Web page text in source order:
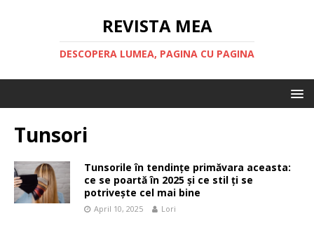
REVISTA MEA
DESCOPERA LUMEA, PAGINA CU PAGINA
Tunsori
Tunsorile în tendințe primăvara aceasta:
ce se poartă în 2025 și ce stil ți se
potrivește cel mai bine
April 10, 2025 Lori